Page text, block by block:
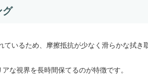
グ
いるため、摩擦抵抗が少なく滑らかな拭き
な視界を長時間保てるのが特徴です。